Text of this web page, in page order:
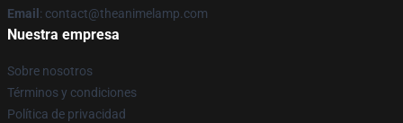
Email : contact@theanimelamp.com
Nuestra empresa
Sobre nosotros
Términos y condiciones
Política de privacidad